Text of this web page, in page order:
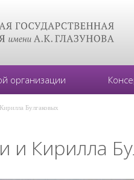
организации
Булгаковых
и Кирилла